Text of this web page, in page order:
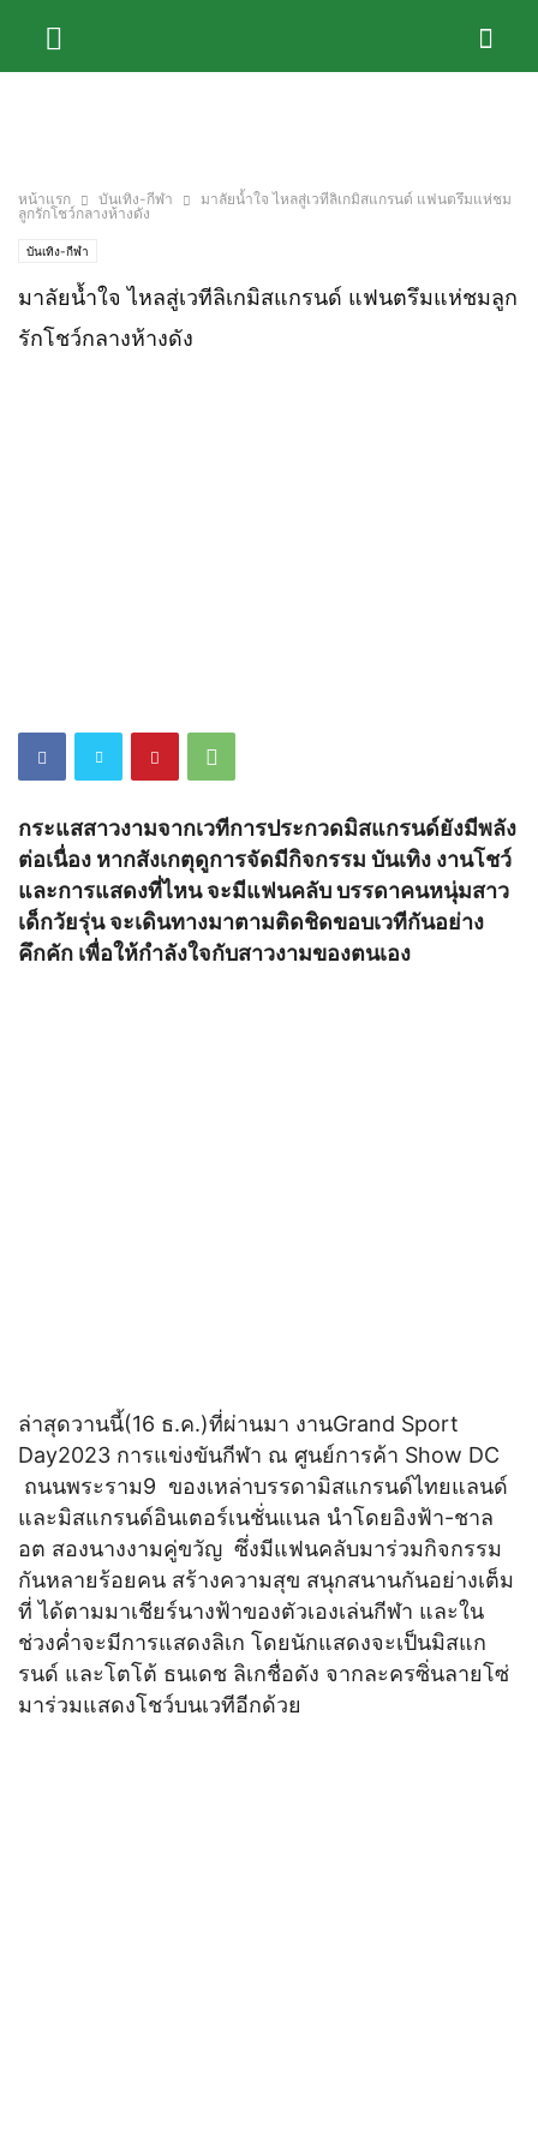
หน้าแรก บันเทิง-กีฬา
มาลัยน้ำใจ ไหลสู่เวทีลิเกมิสแกรนด์ แฟนตรึมแห่ชม
ลูกรักโชว์กลางห้างดัง
บันเทิง-กีฬา
มาลัยน้ำใจ ไหลสู่เวทีลิเกมิสแกรนด์ แฟนตรึมแห่ชมลูก
รักโชว์กลางห้างดัง
กระแสสาวงามจากเวทีการประกวดมิสแกรนด์ยังมีพลัง
ต่อเนื่อง หากสังเกตุดูการจัดมีกิจกรรม บันเทิง งานโชว์
และการแสดงที่ไหน จะมีแฟนคลับ บรรดาคนหนุ่มสาว
เด็กวัยรุ่น จะเดินทางมาตามติดชิดขอบเวทีกันอย่าง
คึกคัก เพื่อให้กำลังใจกับสาวงามของตนเอง
ล่าสุดวานนี้(16 ธ.ค.)ที่ผ่านมา งานGrand Sport
Day2023 การแข่งขันกีฬา ณ ศูนย์การค้า Show DC
ถนนพระราม9 ของเหล่าบรรดามิสแกรนด์ไทยแลนด์
และมิสแกรนด์อินเตอร์เนชั่นแนล นำโดยอิงฟ้า-ชาล
อต สองนางงามคู่ขวัญ ซึ่งมีแฟนคลับมาร่วมกิจกรรม
กันหลายร้อยคน สร้างความสุข สนุกสนานกันอย่างเต็ม
ที่ ได้ตามมาเชียร์นางฟ้าของตัวเองเล่นกีฬา และใน
ช่วงค่ำจะมีการแสดงลิเก โดยนักแสดงจะเป็นมิสแก
รนด์ และโตโต้ ธนเดช ลิเกชื่อดัง จากละครซิ่นลายโซ่
มาร่วมแสดงโชว์บนเวทีอีกด้วย